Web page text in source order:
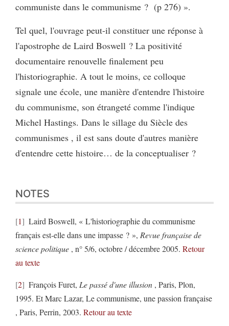
communiste dans le communisme ? (p 276) ».
Tel quel, l'ouvrage peut-il constituer une réponse à
l'apostrophe de Laird Boswell ? La positivité
documentaire renouvelle finalement peu
l'historiographie. A tout le moins, ce colloque
signale une école, une manière d'entendre l'histoire
du communisme, son étrangeté comme l'indique
Michel Hastings. Dans le sillage du Siècle des
communismes , il est sans doute d'autres manière
d'entendre cette histoire… de la conceptualiser ?
NOTES
1
Laird Boswell, « L'historiographie du communisme
français est-elle dans une impasse ? », Revue française de
science politique , n° 5/6, octobre / décembre 2005. Retour
au texte
2 François Furet, Le passé d'une illusion , Paris, Plon,
1995. Et Marc Lazar, Le communisme, une passion française
, Paris, Perrin, 2003. Retour au texte